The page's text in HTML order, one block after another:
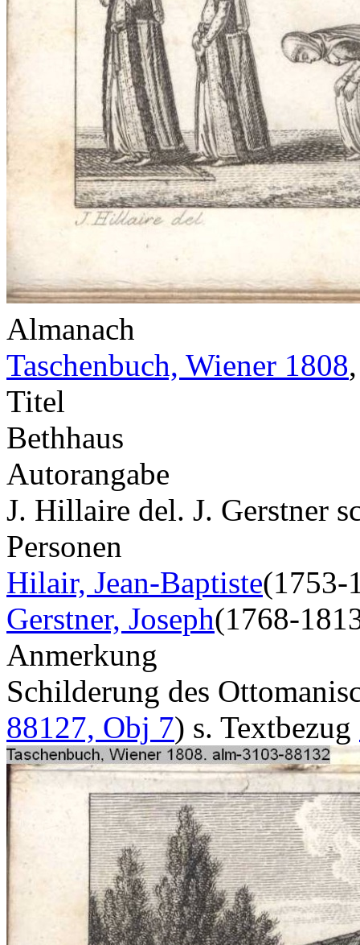
Almanach
Taschenbuch, Wiener 1808
Titel
Bethhaus
Autorangabe
J. Hillaire del. J. Gerstner
Personen
Hilair, Jean-Baptiste(1753-
Gerstner, Joseph(1768-
Anmerkung
Schilderung des
88127, Obj 7) s. Textbezug